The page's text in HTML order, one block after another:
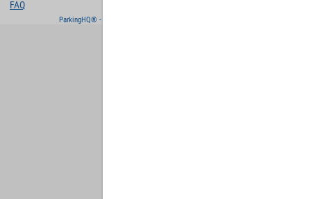
FAQ
ParkingHQ® - eine Lösung von